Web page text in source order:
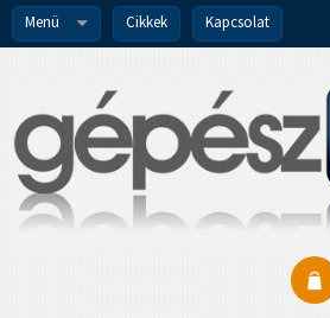
Menü Cikkek Kapcsolat